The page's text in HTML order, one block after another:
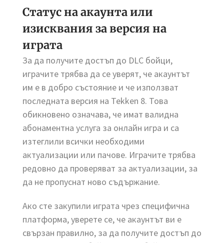
Статус на акаунта или
изисквания за версия на
играта
За да получите достъп до DLC бойци,
играчите трябва да се уверят, че акаунтът
им е в добро състояние и че използват
последната версия на Tekken 8. Това
обикновено означава, че имат валидна
абонаментна услуга за онлайн игра и са
изтеглили всички необходими
актуализации или пачове. Играчите трябва
редовно да проверяват за актуализации, за
да не пропуснат ново съдържание.
Ако сте закупили играта чрез специфична
платформа, уверете се, че акаунтът ви е
свързан правилно, за да получите достъп до